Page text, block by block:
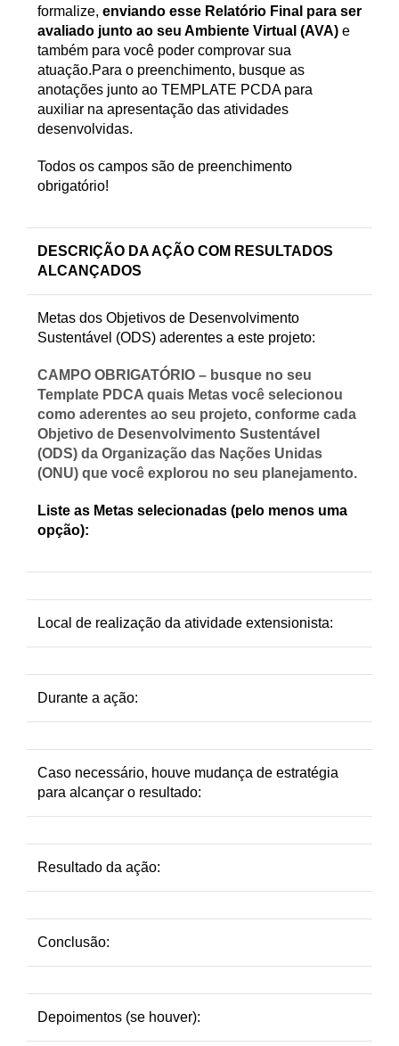
formalize, enviando esse Relatório Final para ser
avaliado junto ao seu Ambiente Virtual (AVA) e
também para você poder comprovar sua
atuação.Para o preenchimento, busque as
anotações junto ao TEMPLATE PCDA para
auxiliar na apresentação das atividades
desenvolvidas.
Todos os campos são de preenchimento
obrigatório!
DESCRIÇÃO DA AÇÃO COM RESULTADOS
ALCANÇADOS
Metas dos Objetivos de Desenvolvimento
Sustentável (ODS) aderentes a este projeto:
CAMPO OBRIGATÓRIO – busque no seu
Template PDCA quais Metas você selecionou
como aderentes ao seu projeto, conforme cada
Objetivo de Desenvolvimento Sustentável
(ODS) da Organização das Nações Unidas
(ONU) que você explorou no seu planejamento.
Liste as Metas selecionadas (pelo menos uma
opção):
Local de realização da atividade extensionista:
Durante a ação:
Caso necessário, houve mudança de estratégia
para alcançar o resultado:
Resultado da ação:
Conclusão:
Depoimentos (se houver):